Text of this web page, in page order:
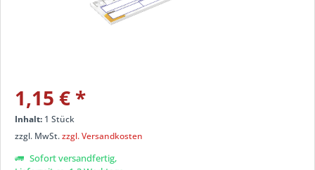
1,15 € *
Inhalt: 1 Stück
zzgl. MwSt.zzgl. Versandkosten
Sofort versandfertig,